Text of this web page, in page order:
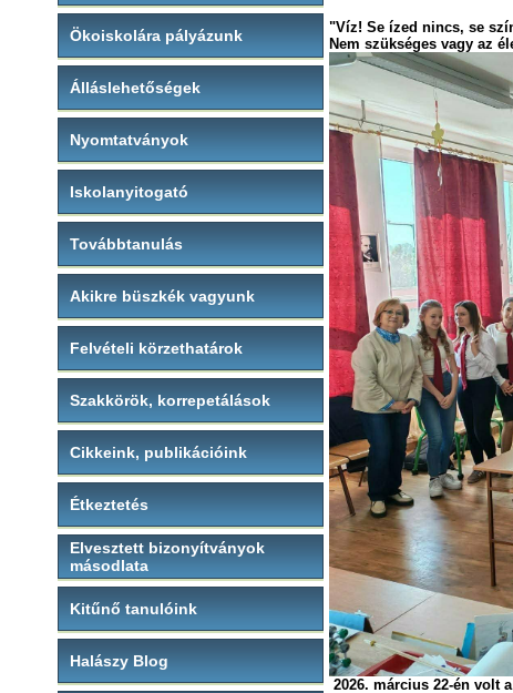
Ökoiskolára pályázunk
Álláslehetőségek
Nyomtatványok
Iskolanyitogató
Továbbtanulás
Akikre büszkék vagyunk
Felvételi körzethatárok
Szakkörök, korrepetálások
Cikkeink, publikációink
Étkeztetés
Elvesztett bizonyítványok
másodlata
Kitűnő tanulóink
Halászy Blog
"Víz! Se ízed nincs, se
Nem szükséges vagy az
2026. március 22-én volt